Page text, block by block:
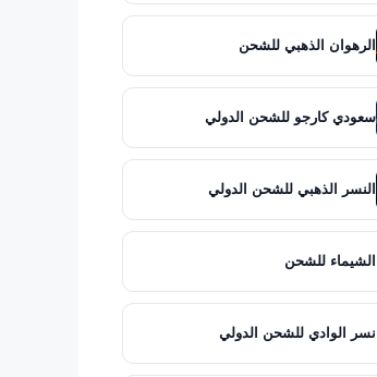
الرهوان الذهبي للشحن
سعودي كارجو للشحن الدولي
النسر الذهبي للشحن الدولي
الشيماء للشحن
نسر الوادي للشحن الدولي